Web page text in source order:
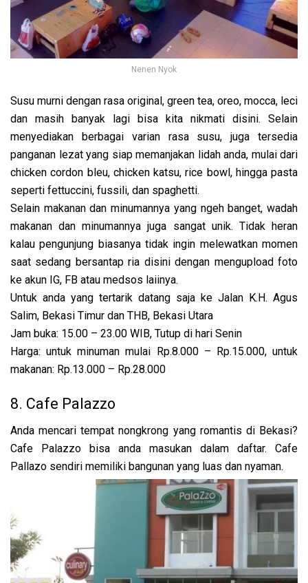
Nenen Nyok
Susu murni dengan rasa original, green tea, oreo, mocca, leci
dan masih banyak lagi bisa kita nikmati disini. Selain
menyediakan berbagai varian rasa susu, juga tersedia
panganan lezat yang siap memanjakan lidah anda, mulai dari
chicken cordon bleu, chicken katsu, rice bowl, hingga pasta
seperti fettuccini, fussili, dan spaghetti.
Selain makanan dan minumannya yang ngeh banget, wadah
makanan dan minumannya juga sangat unik. Tidak heran
kalau pengunjung biasanya tidak ingin melewatkan momen
saat sedang bersantap ria disini dengan mengupload foto
ke akun IG, FB atau medsos laiinya.
Untuk anda yang tertarik datang saja ke Jalan K.H. Agus
Salim, Bekasi Timur dan THB, Bekasi Utara
Jam buka: 15.00 – 23.00 WIB, Tutup di hari Senin
Harga: untuk minuman mulai Rp.8.000 – Rp.15.000, untuk
makanan: Rp.13.000 – Rp.28.000
8. Cafe Palazzo
Anda mencari tempat nongkrong yang romantis di Bekasi?
Cafe Palazzo bisa anda masukan dalam daftar. Cafe
Pallazo sendiri memiliki bangunan yang luas dan nyaman.